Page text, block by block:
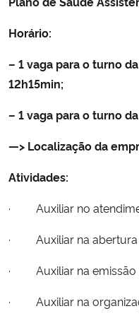
Controladoria-Geral da União
Secretaria-Geral
Secretaria de Governo
Banco Central do Brasil
Planalto
Horário:
– 1 vaga para o turno
12h15min;
– 1 vaga para o turno
—> Localização da
Atividades:
· Auxiliar no
· Auxiliar na abertura
· Auxiliar na emissão
· Auxiliar na